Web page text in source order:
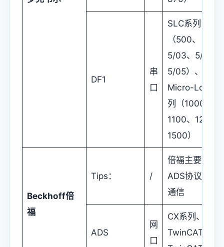
DF1
串
口
SLC系列
（500、
5/03、5/04、
5/05）、
Micro-Logix系
列（1000、
1100、1200、
1500）
Beckhoff倍
福
Tips： /
倍福主要采用
ADS协议进行
通信
ADS
网
口
CX系列、
TwinCAT2、